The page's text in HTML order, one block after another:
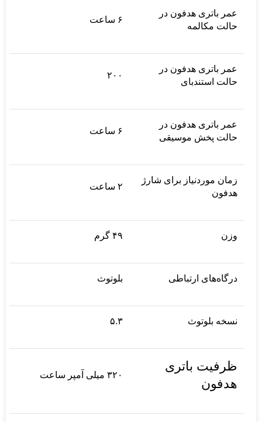
عمر باتری هدفون در
حالت مکالمه
۶ ساعت
عمر باتری هدفون در
حالت استندبای
۲۰۰
عمر باتری هدفون در
حالت پخش موسیقی
۶ ساعت
زمان موردنیاز برای شارژ
هدفون
۲ ساعت
وزن ۴۹ گرم
درگاه‌های ارتباطی بلوتوث
نسخه بلوتوث ۵.۳
ظرفیت باتری
هدفون
۳۲۰ میلی آمپر ساعت